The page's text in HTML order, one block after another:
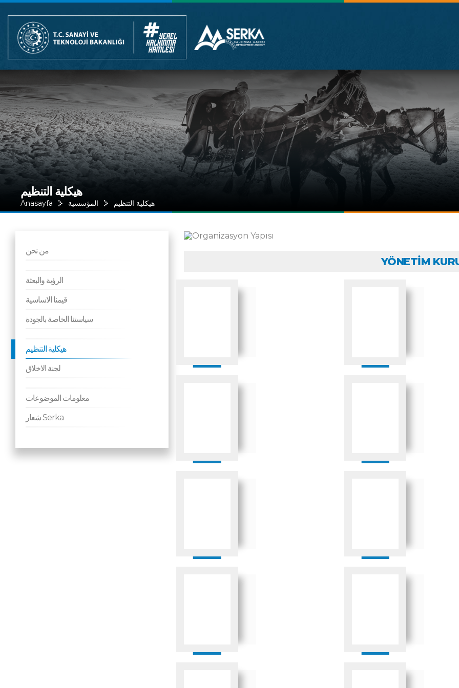
هيكلية التنظيم
Anasayfa المؤسسية هيكلية التنظيم
من نحن
الرؤية والبعثة
قيمنا الاساسية
سياستنا الخاصة بالجودة
هيكلية التنظيم
لجنة الاخلاق
معلومات الموضوعات
شعار Serka
YÖNETİM